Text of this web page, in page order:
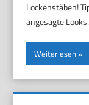
Lockenstäben!
angesagte
Weiterlesen